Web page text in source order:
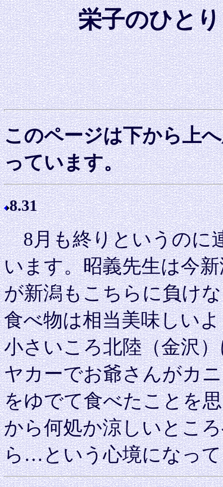
栄子のひと
このページは下から上
っています。
8.31
8月も終りというのに
います。昭義先生は今
が新潟もこちらに負け
食べ物は相当美味しい
小さいころ北陸（金沢
ヤカーでお爺さんがカ
をゆでて食べたことを
から何処か涼しいとこ
ら…という心境になっ